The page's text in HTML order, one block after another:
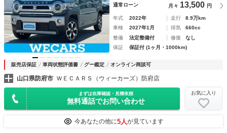
通常ローン 月々 13,500 円
年式 2022年 走行
8.9万km
車検
2027年1月 排気
660cc
整備
法定整備付 修復
なし
保証
保証付 (1ヶ月・1000km)
販売店保証 車両状態評価書 グー鑑定 オンライン商談可
山口県防府市 ＷＥＣＡＲＳ（ウィーカーズ）防府店
まずは在庫確認・見積依頼
無料通話でお問い合わせ
お気に入り
今あなたの他に5人が見ています